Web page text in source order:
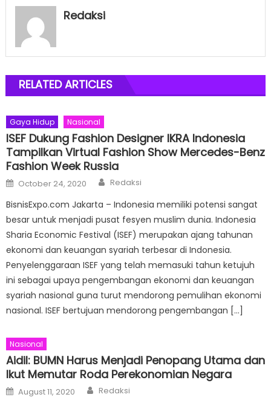
Redaksi
RELATED ARTICLES
Gaya Hidup Nasional
ISEF Dukung Fashion Designer IKRA Indonesia
Tampilkan Virtual Fashion Show Mercedes-Benz
Fashion Week Russia
Posted
on
October 24, 2020 Author
Redaksi
BisnisExpo.com Jakarta – Indonesia memiliki potensi sangat
besar untuk menjadi pusat fesyen muslim dunia. Indonesia
Sharia Economic Festival (ISEF) merupakan ajang tahunan
ekonomi dan keuangan syariah terbesar di Indonesia.
Penyelenggaraan ISEF yang telah memasuki tahun ketujuh
ini sebagai upaya pengembangan ekonomi dan keuangan
syariah nasional guna turut mendorong pemulihan ekonomi
nasional. ISEF bertujuan mendorong pengembangan […]
Nasional
Aidil: BUMN Harus Menjadi Penopang Utama dan
Ikut Memutar Roda Perekonomian Negara
Posted
on
August 11, 2020 Author
Redaksi